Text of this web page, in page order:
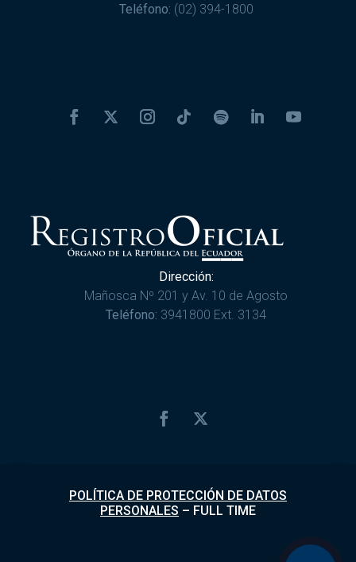
Teléfono: (02) 394-1800
Dirección:
Mañosca Nº 201 y Av. 10 de Agosto
Teléfono: 3941800 Ext. 3134
POLÍTICA DE PROTECCIÓN DE DATOS
PERSONALES – FULL TIME